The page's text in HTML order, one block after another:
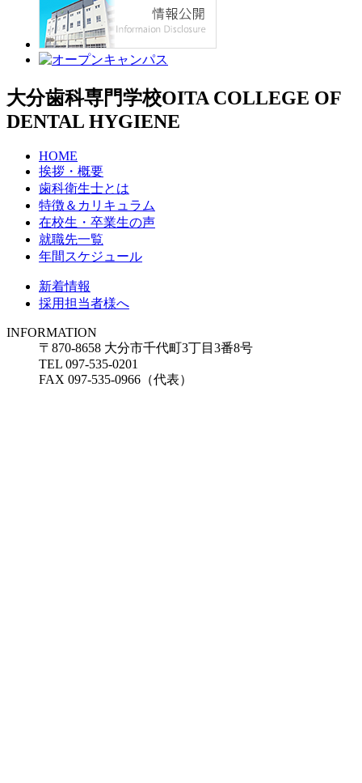
大分歯科専門学校OITA COLLEGE OF
DENTAL HYGIENE
HOME
挨拶・概要
歯科衛生士とは
特徴＆カリキュラム
在校生・卒業生の声
就職先一覧
年間スケジュール
新着情報
採用担当者様へ
INFORMATION
〒870-8658 大分市千代町3丁目3番8号
TEL 097-535-0201
FAX 097-535-0966（代表）